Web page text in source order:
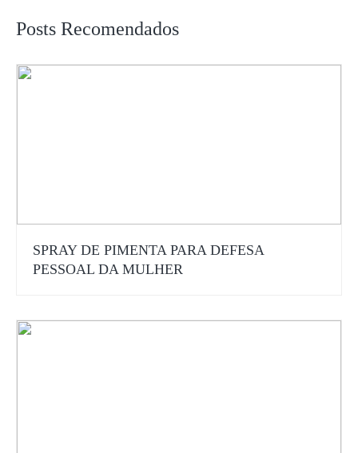
Posts Recomendados
SPRAY DE PIMENTA PARA DEFESA
PESSOAL DA MULHER